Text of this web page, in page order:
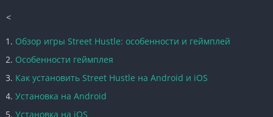
<
Обзор игры Street Hustle: особенности и геймплей
Особенности геймплея
Как установить Street Hustle на Android и iOS
Установка на Android
Установка на iOS